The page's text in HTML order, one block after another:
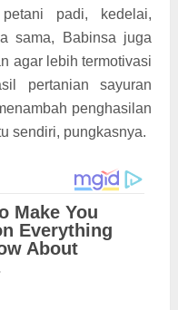
padi, kedelai,
sama, Babinsa juga
agar lebih termotivasi
pertanian sayuran
penghasilan
sendiri, pungkasnya.